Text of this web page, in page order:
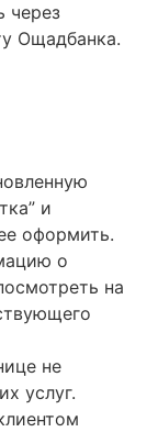
через
Ощадбанка.
и
оформить.
о
на
не
услуг.